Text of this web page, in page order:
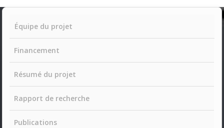
Équipe du projet
Financement
Résumé du projet
Rapport de recherche
Publications